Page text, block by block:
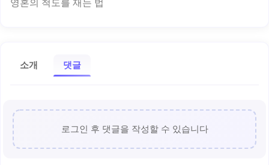
소개 댓글
로그인 후 댓글을 작성할 수 있습니다